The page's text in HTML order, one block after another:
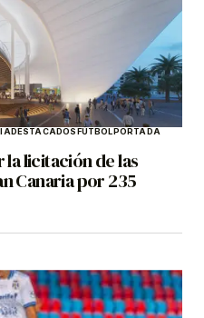
DESTACADOSFÚTBOLPORTADA
la licitación de las
Canaria por 235